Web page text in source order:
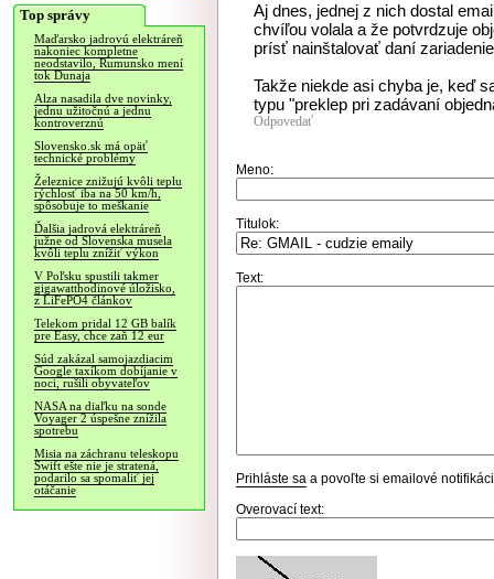
Top správy
Maďarsko jadrovú elektráreň
nakoniec kompletne
neodstavilo, Rumunsko mení
tok Dunaja
Alza nasadila dve novinky,
jednu užitočnú a jednu
kontroverznú
Slovensko.sk má opäť
technické problémy
Železnice znižujú kvôli teplu
rýchlosť iba na 50 km/h,
spôsobuje to meškanie
Ďalšia jadrová elektráreň
južne od Slovenska musela
kvôli teplu znížiť výkon
V Poľsku spustili takmer
gigawatthodinové úložisko,
z LiFePO4 článkov
Telekom pridal 12 GB balík
pre Easy, chce zaň 12 eur
Súd zakázal samojazdiacim
Google taxíkom dobíjanie v
noci, rušili obyvateľov
NASA na diaľku na sonde
Voyager 2 úspešne znížila
spotrebu
Misia na záchranu teleskopu
Swift ešte nie je stratená,
podarilo sa spomaliť jej
otáčanie
Aj dnes, jednej z nich dostal
chvíľou volala a že potvrdzuje
prísť nainštalovať daní
Takže niekde asi chyba je, keď
typu "preklep pri zadávaní
Odpovedať
Meno:
Titulok:
Text:
Prihláste sa a povoľte si emailové
Overovací text: